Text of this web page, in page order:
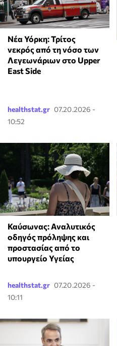
Νέα Υόρκη: Τρίτος
νεκρός από τη νόσο των
Λεγεωνάριων στο Upper
East Side
healthstat.gr 07.20.2026 -
10:52
Καύσωνας: Αναλυτικός
οδηγός πρόληψης και
προστασίας από το
υπουργείο Υγείας
healthstat.gr 07.20.2026 -
10:11